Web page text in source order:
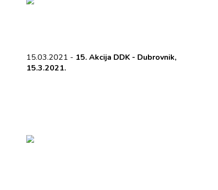
15.03.2021 - 15. Akcija DDK - Dubrovnik,
15.3.2021.